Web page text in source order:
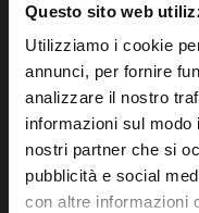
Questo sito web
Utilizziamo i cookie
annunci, per fornire
analizzare il nostro
informazioni sul
nostri partner che si
pubblicità e social
con altre informazioni